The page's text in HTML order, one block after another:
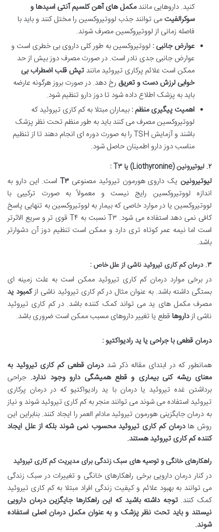
کنید. داروهایی مانندمکمل های آهن کلسیم آنتی اسیدها و
سوکرالفیت می توانند جذب لووتیروکسین را مختل کنند و باید با
فاصله زمانی از لووتیروکسین مصرف شوند.
عوارض جانبی : لووتیروکسین به طور کلی داروی بی خطری است و
عوارض جانبی جدی نادر است. در صورت مصرف دوز بیش از حد
ممکن است علائم پرکاری تیروئید مانندتپش قلب اضطراب بی
خوابی لرزش دست و تعریق رخ دهد. در صورت بروز هرگونه عارضه
باید به پزشک اطلاع داده شود تا دوز دارو تنظیم شود.
اهمیت پیگیری منظم : بیماران مبتلا به کم کاری تیروئید که
لووتیروکسین مصرف می کنند باید به طور منظم تحت نظر پزشک
باشند و آزمایش TSH را به صورت دوره ای انجام دهند تا از تنظیم
مناسب دوز دارو اطمینان حاصل شود.
۲. لیوتیرونین (Liothyronine) یا T۳ :
لیوتیرونین یک داروی هورمون تیروئید مصنوعی T۳ است. این دارو به
اندازه لووتیروکسین رایج نیست و معمولاً به صورت ترکیبی با
لووتیروکسین یا در موارد خاصی که بیمار به لووتیروکسین به تنهایی پاسخ
کافی نمی دهد استفاده می شود. T۳ نسبت به T۴ قوی تر و سریع الاثرتر
است اما نیمه عمر کوتاه تری دارد و ممکن است تنظیم دوز آن دشوارتر
باشد.
۳. درمان کم کاری تیروئید ناشی از علل خاص :
در برخی موارد درمان کم کاری تیروئید ممکن است به علت زمینه ای
بستگی داشته باشد. به عنوان مثال در کم کاری تیروئید ناشی ازکمبود ید
مصرف مکمل های ید می تواند کمک کننده باشد. در کم کاری تیروئید
ناشی ازداروها قطع یا تغییر داروهای مسبب ممکن است ضروری باشد.
درمان قطعی با جراحی یا ید رادیواکتیو :
همانطور که در ابتدای مقاله ذکر شددرمان قطعی کم کاری تیروئید به
معنای ریشه کنی بیماری و قطع همیشگی دارو وجود ندارد. جراحی
برداشتن غده تیروئید یا درمان با ید رادیواکتیو که در درمان پرکاری
تیروئید استفاده می شوند می توانند منجر به کم کاری تیروئید شوند و نیاز
به درمان جایگزینی هورمون تیروئید مادام العمر را ایجاد کنند. بنابراین این
روش هادرمان کم کاری تیروئید محسوب نمی شوند بلکه از علل ایجاد
کننده کم کاری تیروئید هستند.
راهکارهای خانگی و توصیه های سبک زندگی برای مدیریت کم کاری تیروئید
در کنار درمان دارویی برخی راهکارهای خانگی و تغییرات در سبک زندگی
می توانند به بهبود علائم و کیفیت زندگی افراد مبتلا به کم کاری تیروئید
کمک کنند.توجه داشته باشید که این راهکارها جایگزین درمان دارویی
نیستند و باید تحت نظر پزشک و به عنوان مکمل درمان اصلی استفاده
شوند.